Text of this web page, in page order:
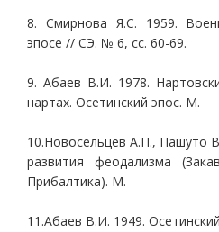
8. Смирнова Я.С. 1959.
эпосе // СЭ. № 6, сс. 60-69.
9. Абаев В.И. 1978.
нартах. Осетинский эпос. М.
10.Новосельцев А.П., Пашуто
развития феодализма
Прибалтика). М.
11.Абаев В.И. 1949.